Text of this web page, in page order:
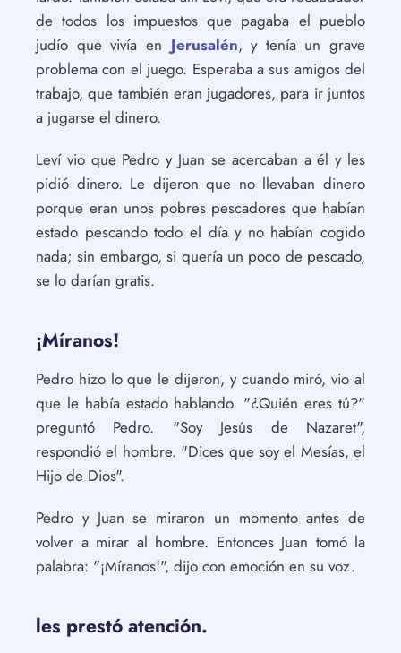
de todos los impuestos que pagaba el pueblo
judío que vivía en Jerusalén, y tenía un grave
problema con el juego. Esperaba a sus amigos del
trabajo, que también eran jugadores, para ir juntos
a jugarse el dinero.
Leví vio que Pedro y Juan se acercaban a él y les
pidió dinero. Le dijeron que no llevaban dinero
porque eran unos pobres pescadores que habían
estado pescando todo el día y no habían cogido
nada; sin embargo, si quería un poco de pescado,
se lo darían gratis.
¡Míranos!
Pedro hizo lo que le dijeron, y cuando miró, vio al
que le había estado hablando. "¿Quién eres tú?"
preguntó Pedro. "Soy Jesús de Nazaret",
respondió el hombre. "Dices que soy el Mesías, el
Hijo de Dios".
Pedro y Juan se miraron un momento antes de
volver a mirar al hombre. Entonces Juan tomó la
palabra: "¡Míranos!", dijo con emoción en su voz.
les prestó atención.